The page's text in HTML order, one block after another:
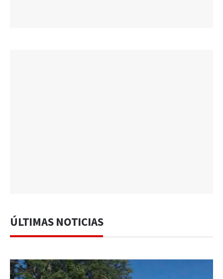
ÚLTIMAS NOTICIAS